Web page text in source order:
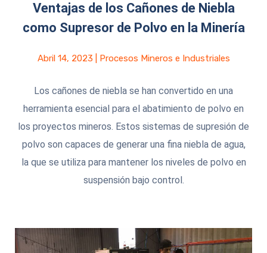
Ventajas de los Cañones de Niebla
como Supresor de Polvo en la Minería
Abril 14, 2023 Procesos Mineros e Industriales
Los cañones de niebla se han convertido en una
herramienta esencial para el abatimiento de polvo en
los proyectos mineros. Estos sistemas de supresión de
polvo son capaces de generar una fina niebla de agua,
la que se utiliza para mantener los niveles de polvo en
suspensión bajo control.